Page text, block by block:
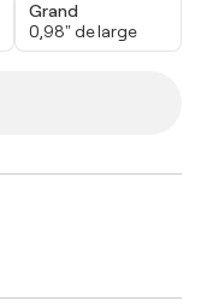
Grand
0,98" de large